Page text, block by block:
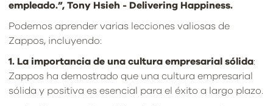
empleado.”, Tony Hsieh - Delivering Happiness.
Podemos aprender varias lecciones valiosas de
Zappos, incluyendo:
1. La importancia de una cultura empresarial sólida:
Zappos ha demostrado que una cultura empresarial
sólida y positiva es esencial para el éxito a largo plazo.